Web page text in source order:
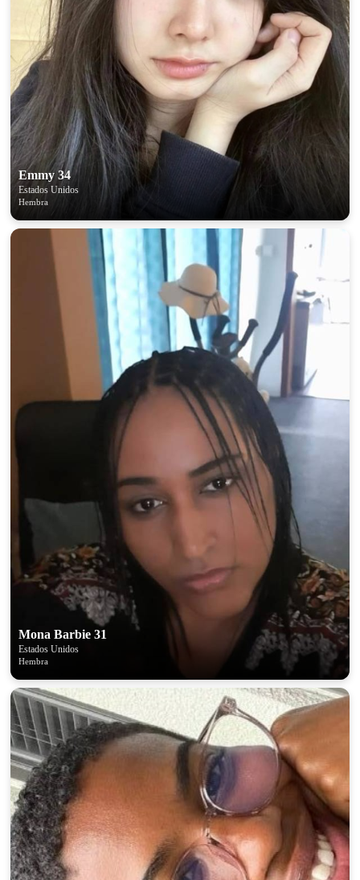
Emmy 34
Estados Unidos
Hembra
Mona Barbie 31
Estados Unidos
Hembra